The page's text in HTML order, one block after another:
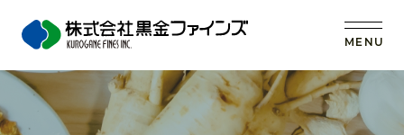
MENU
トップ